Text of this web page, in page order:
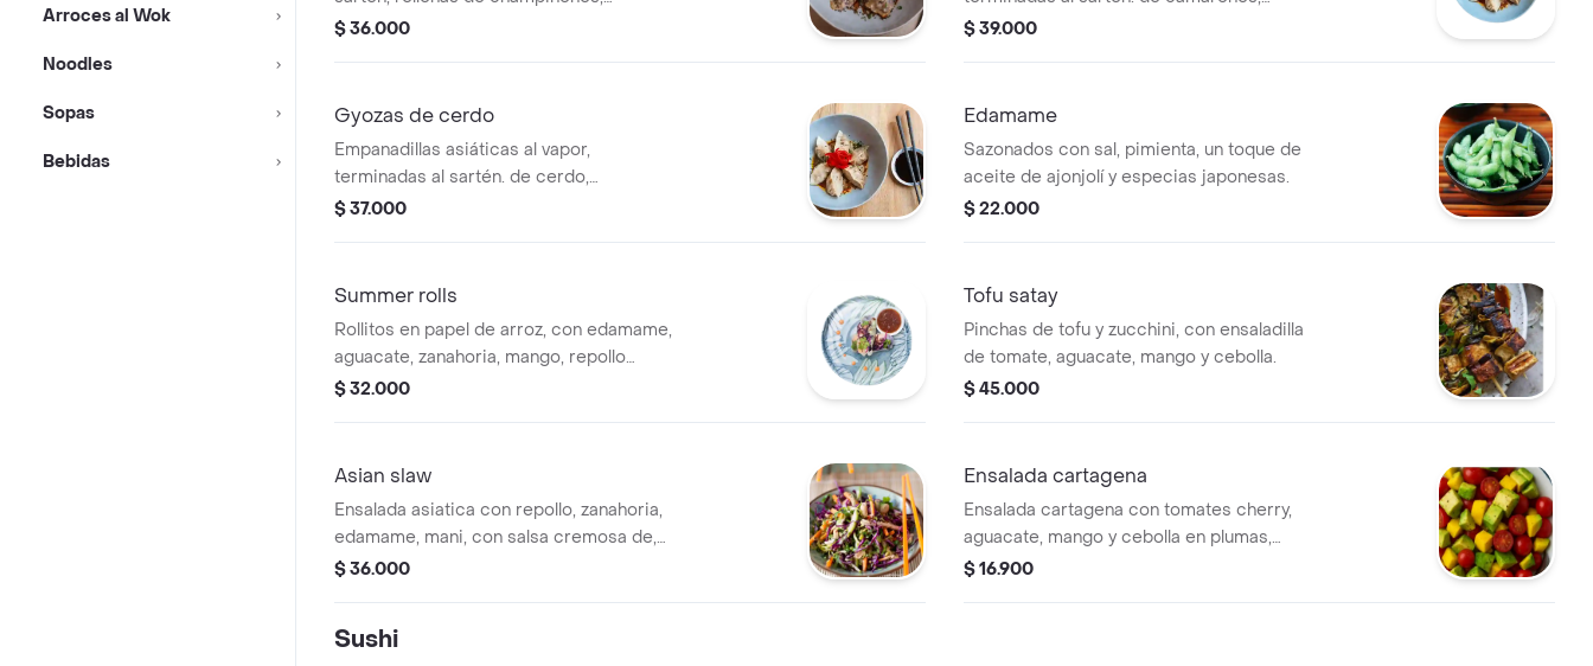
Arroces al Wok
Noodles
Sopas
Bebidas
zanahoria, jengibre y cebolla larga.
$ 36.000
mango, cilantro, jengibre y cebolla larga.
$ 39.000
Gyozas de cerdo
Empanadillas asiáticas al vapor,
terminadas al sartén. de cerdo,
champiñones, jengibre y cebolla larga.
$ 37.000
Edamame
Sazonados con sal, pimienta, un toque de
aceite de ajonjolí y especias japonesas.
$ 22.000
Summer rolls
Rollitos en papel de arroz, con edamame,
aguacate, zanahoria, mango, repollo
morado, mix de lechuga. con salsa de
$ 32.000
Tofu satay
Pinchas de tofu y zucchini, con ensaladilla
de tomate, aguacate, mango y cebolla.
$ 45.000
Asian slaw
Ensalada asiatica con repollo, zanahoria,
edamame, mani, con salsa cremosa de,
jengibre, leche de coco, crema demani y
$ 36.000
Ensalada cartagena
Ensalada cartagena con tomates cherry,
aguacate, mango y cebolla en plumas,
aderezada con limón y aceite de oliva.
$ 16.900
Sushi